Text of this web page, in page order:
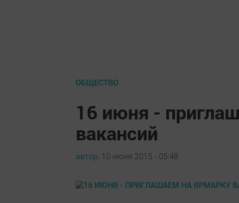
ОБЩЕСТВО
16 июня -
вакансий
автор, 10 июня 2015 - 05:48